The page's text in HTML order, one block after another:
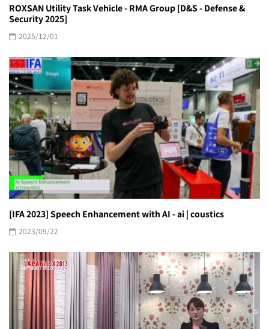
ROXSAN Utility Task Vehicle - RMA Group [D&S - Defense &
Security 2025]
2025/12/01
[IFA 2023] Speech Enhancement with AI - ai | coustics
2023/09/22